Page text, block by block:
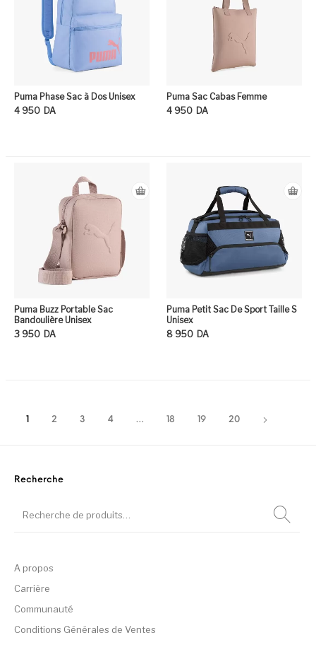
Puma Phase Sac à Dos Unisex
4 950 DA
Puma Sac Cabas Femme
4 950 DA
Puma Buzz Portable Sac
Bandoulière Unisex
3 950 DA
Puma Petit Sac De Sport Taille S
Unisex
8 950 DA
1 2 3 4 … 18 19 20
Recherche
A propos
Carrière
Communauté
Conditions Générales de Ventes